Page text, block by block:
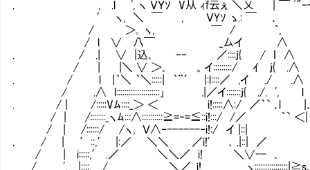
. , .l ', ヽ ＶＹｿ V从 ｨf云ぇ ＼乂 | ￣ ﾞ
′ ヽ, ＼ ￣ , ＶYｿ ゝ.: ￣ ､ ￣
/ ＞｡ ヽ, ￣ / ｀, ヽ_r-､ ＼
/ l ∨ 八￣ _厶イ
. / .| ∨ |込､ ‐‐ ／::::j{ / ｌ ∧ {
/ | |＼ ∨ ＞｡ 。イ:::::::::/
. / l |｀＼ ｀＼:::::| ｀¨´ |:l::::
/ .∧ l:::::::::::::::::::::｣ .|／イ
. / | /:::::Vﾑ::::_＞ ＜ i!:::::∧:/ ／
/ | /:::::::_ヽﾑ:::∧::::::::::≧=‐=≦::i!:::/ /／
/ | /::::::/ /ヽ, Ｖ∧‐------‐i!:/ イ
. / | ′::,′ |:／ ＼＼ ／i!' ､ .|::|
/ | i:::::,′ .／ ＼＼／ i! ＼∨-- ､
/ ', |::::, / ＼／ .i! ＿_ ヽ